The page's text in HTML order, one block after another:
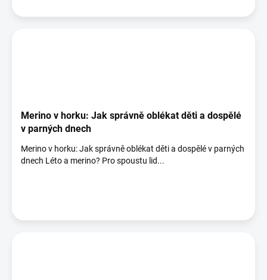
Merino v horku: Jak správně oblékat děti a dospělé
v parných dnech
Merino v horku: Jak správně oblékat děti a dospělé v parných
dnech Léto a merino? Pro spoustu lid...